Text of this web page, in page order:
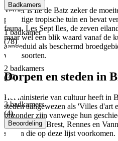
Verder is Ile de Batz zeker de
prachtige tropische tuin en bevat
fauna. Les Sept Iles, de zeven
maar wel een blik waard vanaf de
aangeduid als beschermd
vogelsoorten.
Dorpen en steden in
Het ministerie van cultuur heeft in
steden aangewezen als 'Villes d'art
bijzonder zijn vanwege hun
Concerneau, Brest, Rennes en
steden die op deze lijst voorkomen.
Badkamers
1 badkamer
(78)
2 badkamers
(37)
3 badkamers
(4)
Beoordeling